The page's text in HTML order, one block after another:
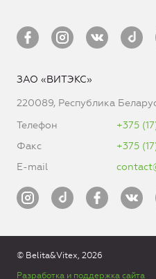
ЗАО «ВИТЭКС»
220089, Республика
Телефон
+375
Факс
+375
E-mail
© Belita&Vitex, 2026
Разработка и поддержка сайта